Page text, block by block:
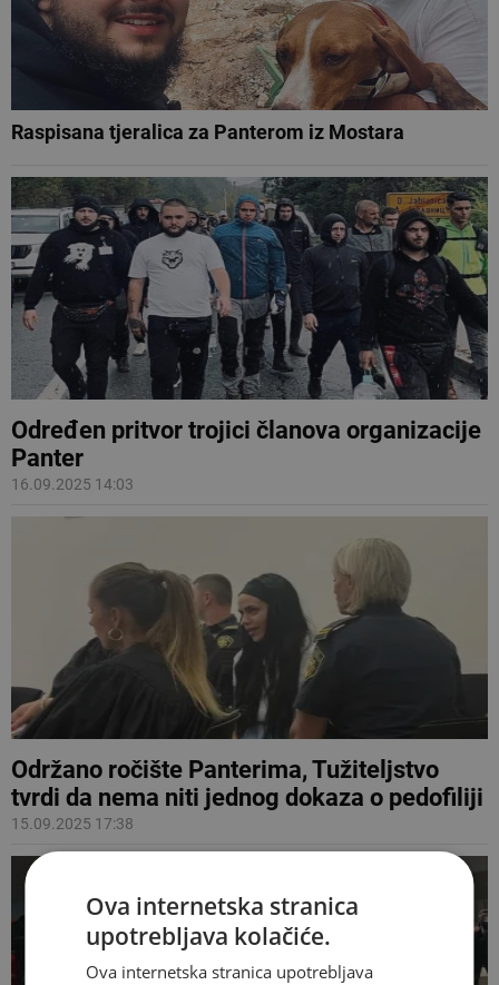
Raspisana tjeralica za Panterom iz Mostara
Određen pritvor trojici članova organizacije
Panter
16.09.2025 14:03
Održano ročište Panterima, Tužiteljstvo
tvrdi da nema niti jednog dokaza o pedofiliji
15.09.2025 17:38
Ova internetska stranica
upotrebljava kolačiće.
Ova internetska stranica upotrebljava